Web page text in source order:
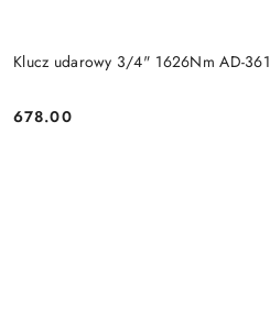
Klucz udarowy 3/4" 1626Nm AD-361
Cena:
678.00